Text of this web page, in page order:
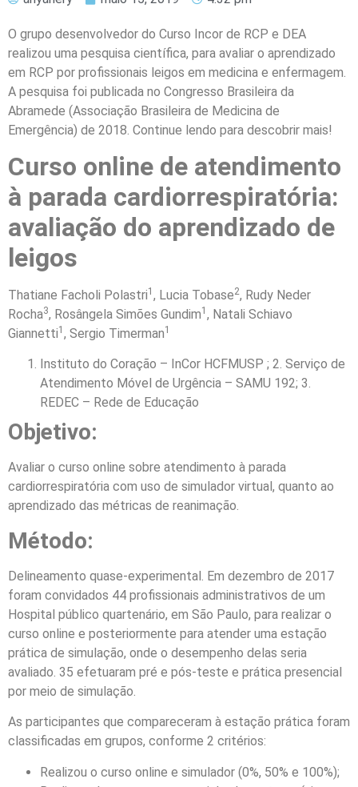
O grupo desenvolvedor do Curso Incor de RCP e DEA
realizou uma pesquisa científica, para avaliar o aprendizado
em RCP por profissionais leigos em medicina e enfermagem.
A pesquisa foi publicada no Congresso Brasileira da
Abramede (Associação Brasileira de Medicina de
Emergência) de 2018. Continue lendo para descobrir mais!
Curso online de atendimento
à parada cardiorrespiratória:
avaliação do aprendizado de
leigos
Thatiane Facholi Polastri1 , Lucia Tobase2, Rudy Neder
Rocha3, Rosângela Simões Gundim1 , Natali Schiavo
Giannetti1 , Sergio Timerman1
Instituto do Coração – InCor HCFMUSP ; 2. Serviço de
Atendimento Móvel de Urgência – SAMU 192; 3.
REDEC – Rede de Educação
Objetivo:
Avaliar o curso online sobre atendimento à parada
cardiorrespiratória com uso de simulador virtual, quanto ao
aprendizado das métricas de reanimação.
Método:
Delineamento quase-experimental. Em dezembro de 2017
foram convidados 44 profissionais administrativos de um
Hospital público quartenário, em São Paulo, para realizar o
curso online e posteriormente para atender uma estação
prática de simulação, onde o desempenho delas seria
avaliado. 35 efetuaram pré e pós-teste e prática presencial
por meio de simulação.
As participantes que compareceram à estação prática foram
classificadas em grupos, conforme 2 critérios:
Realizou o curso online e simulador (0%, 50% e 100%);